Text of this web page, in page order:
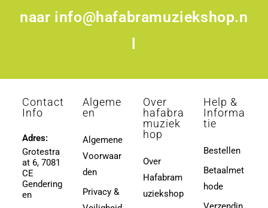
naar info@hafabramuziekshop.n
Contact
Info
Adres:
Grotestra
at 6, 7081
CE
Gendering
en
Algeme
en
Algemene
Voorwaar
den
Privacy &
Over
hafabra
muziek
hop
Over
Hafabram
uziekshop
Help &
Informa
tie
Bestellen
Betaalmet
hode